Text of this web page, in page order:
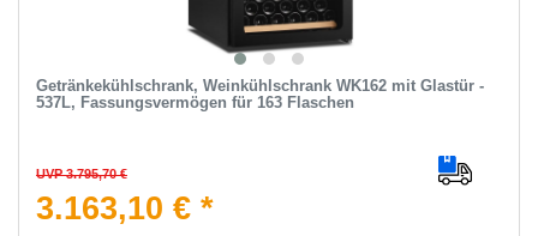
Getränkekühlschrank, Weinkühlschrank WK162 mit Glastür -
537L, Fassungsvermögen für 163 Flaschen
UVP 3.795,70 €
3.163,10 € *